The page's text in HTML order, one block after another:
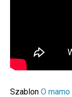
Szablon O mamo